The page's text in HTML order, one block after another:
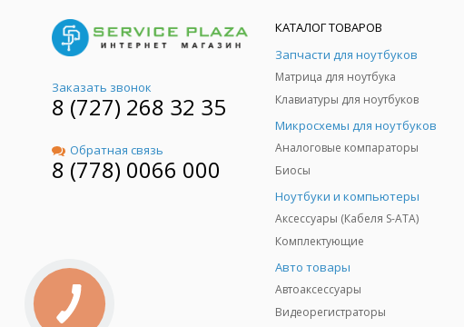
Заказать звонок
8 (727) 268 32 35
Обратная связь
8 (778) 0066 000
КАТАЛОГ ТОВАРОВ
Запчасти для ноутбуков
Матрица для ноутбука
Клавиатуры для ноутбуков
Микросхемы для ноутбуков
Аналоговые компараторы
Биосы
Ноутбуки и компьютеры
Аксессуары (Кабеля S-ATA)
Комплектующие
Авто товары
Автоаксессуары
Видеорегистраторы